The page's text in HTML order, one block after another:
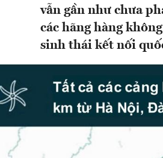
vẫn gần như chưa
các hãng hàng
sinh thái kết nối